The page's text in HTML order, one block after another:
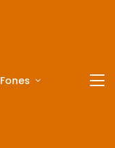
Fones